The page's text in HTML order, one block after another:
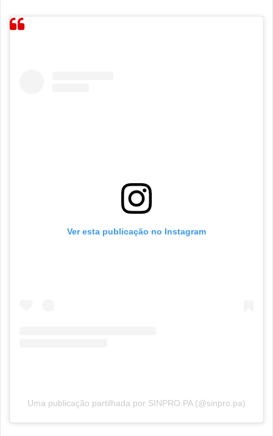
Ver esta publicação no Instagram
Uma publicação partilhada por SINPRO PA (@sinpro.pa)